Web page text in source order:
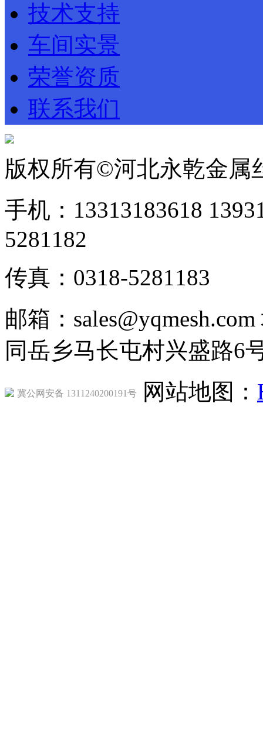
技术支持
车间实景
荣誉资质
联系我们
版权所有©河北永乾金属
手机：13313183618
5281182
传真：0318-5281183
邮箱：
同岳乡马长屯村兴盛路6
冀公网安备 1311240200191号 网站地图：